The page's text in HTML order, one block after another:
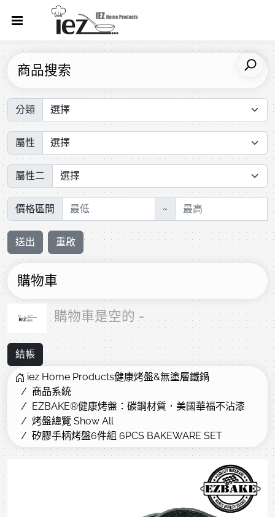
商品搜索
分類
屬性
屬性二
價格區間 ~
送出 重啟
購物車
購物車是空的 -
結帳
iez Home Products健康烤盤&無塗層鐵鍋
商品系統
EZBAKE®健康烤盤：碳鋼材質．美國華福不沾漆
烤盤總覽 Show All
矽膠手柄烤盤6件組 6PCS BAKEWARE SET